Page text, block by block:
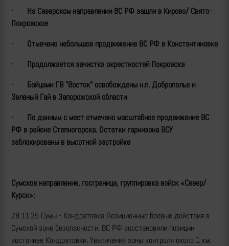
· На Северском направлении ВС РФ зашли в Кирово/ Свято-
Покровское
· Отмечено небольшое продвижение ВС РФ в Константиновке
· Продолжается зачистка окрестностей Покровска
· Бойцами ГВ "Восток" освобождены н.п. Доброполье и
Зеленый Гай в Запорожской области
· По данным с мест отмечено масштабное продвижение ВС
РФ в районе Степногорска. Остатки гарнизона ВСУ
заблокированы в высотной застройке
Сумское направление, госграница, группировка войск «Север/
Курск»:
28.11.25 Сумы - Кондратовка Позиционные боевые действия в
Сумской зоне безопасности. ВС РФ восстановили позиции
восточнее Кондратовки. Увеличение зоны контроля около 1 км.